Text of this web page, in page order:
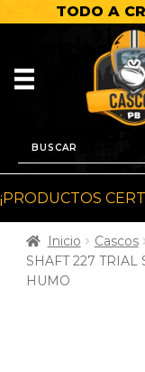
TODO A
¡PRODUCTOS
Inicio Cascos
SHAFT 227 TRIAL
HUMO